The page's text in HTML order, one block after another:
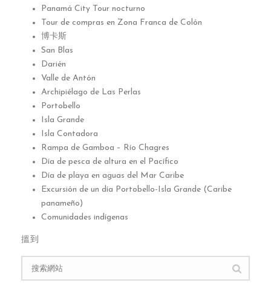
Panamá City Tour nocturno
Tour de compras en Zona Franca de Colón
博卡斯
San Blas
Darién
Valle de Antón
Archipiélago de Las Perlas
Portobello
Isla Grande
Isla Contadora
Rampa de Gamboa – Río Chagres
Día de pesca de altura en el Pacífico
Día de playa en aguas del Mar Caribe
Excursión de un día Portobello-Isla Grande(Caribe
panameño)
Comunidades indígenas
搵到